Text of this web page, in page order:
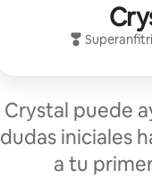
Crystal puede
dudas iniciales
a tu